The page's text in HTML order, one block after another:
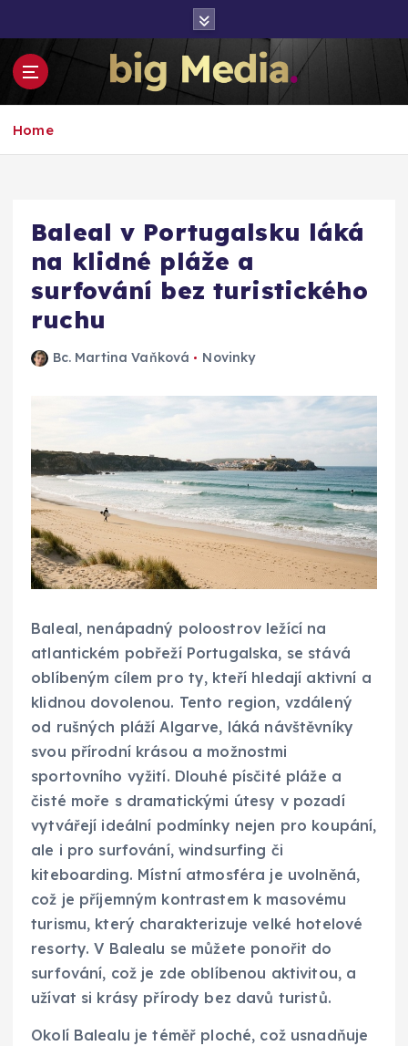
o
Inspirace pro mediální růst a podnikání
Home
Baleal v Portugalsku láká
na klidné pláže a
surfování bez turistického
ruchu
Bc. Martina Vaňková Novinky
Baleal, nenápadný poloostrov ležící na
atlantickém pobřeží Portugalska, se stává
oblíbeným cílem pro ty, kteří hledají aktivní a
klidnou dovolenou. Tento region, vzdálený
od rušných pláží Algarve, láká návštěvníky
svou přírodní krásou a možnostmi
sportovního vyžití. Dlouhé písčité pláže a
čisté moře s dramatickými útesy v pozadí
vytvářejí ideální podmínky nejen pro koupání,
ale i pro surfování, windsurfing či
kiteboarding. Místní atmosféra je uvolněná,
což je příjemným kontrastem k masovému
turismu, který charakterizuje velké hotelové
resorty. V Balealu se můžete ponořit do
surfování, což je zde oblíbenou aktivitou, a
užívat si krásy přírody bez davů turistů.
Okolí Balealu je téměř ploché, což usnadňuje